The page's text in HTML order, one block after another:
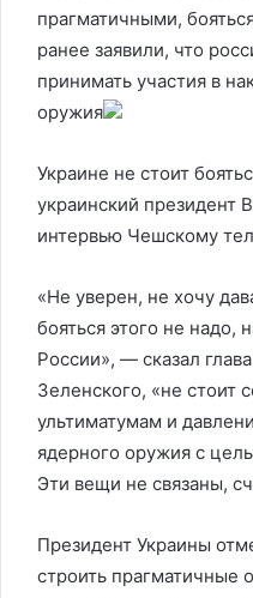
прагматичными,
ранее заявили, что
принимать участия в
оружия
Украине не стоит
украинский президент
интервью Чешскому
«Не уверен, не хочу
бояться этого не надо,
России», — сказал
Зеленского, «не стоит
ультиматумам и
ядерного оружия с
Эти вещи не связаны,
Президент Украины
строить